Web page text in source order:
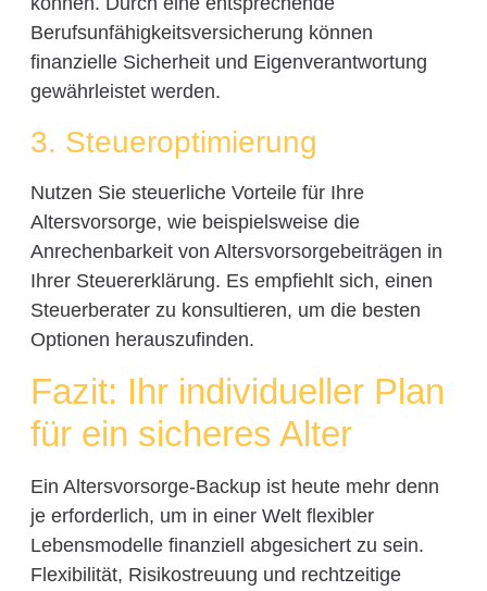
Berufsunfähigkeitsversicherung können
finanzielle Sicherheit und Eigenverantwortung
gewährleistet werden.
3. Steueroptimierung
Nutzen Sie steuerliche Vorteile für Ihre
Altersvorsorge, wie beispielsweise die
Anrechenbarkeit von Altersvorsorgebeiträgen in
Ihrer Steuererklärung. Es empfiehlt sich, einen
Steuerberater zu konsultieren, um die besten
Optionen herauszufinden.
Fazit: Ihr individueller Plan
für ein sicheres Alter
Ein Altersvorsorge-Backup ist heute mehr denn
je erforderlich, um in einer Welt flexibler
Lebensmodelle finanziell abgesichert zu sein.
Flexibilität, Risikostreuung und rechtzeitige